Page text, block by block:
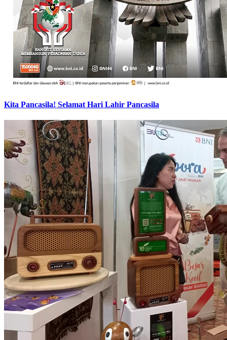
Kita Pancasila! Selamat Hari Lahir Pancasila